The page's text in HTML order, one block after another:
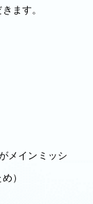
ます。
メインミッシ
）